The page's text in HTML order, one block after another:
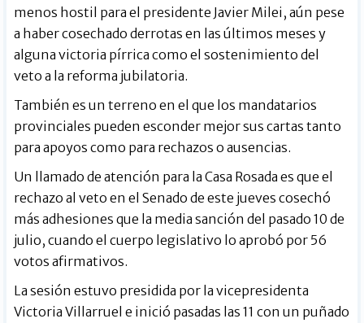
menos hostil para el presidente Javier Milei, aún pese
a haber cosechado derrotas en las últimos meses y
alguna victoria pírrica como el sostenimiento del
veto a la reforma jubilatoria.
También es un terreno en el que los mandatarios
provinciales pueden esconder mejor sus cartas tanto
para apoyos como para rechazos o ausencias.
Un llamado de atención para la Casa Rosada es que el
rechazo al veto en el Senado de este jueves cosechó
más adhesiones que la media sanción del pasado 10 de
julio, cuando el cuerpo legislativo lo aprobó por 56
votos afirmativos.
La sesión estuvo presidida por la vicepresidenta
Victoria Villarruel e inició pasadas las 11 con un puñado